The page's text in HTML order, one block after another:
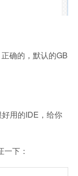
确的，默认的GB
用的IDE，给你
下：